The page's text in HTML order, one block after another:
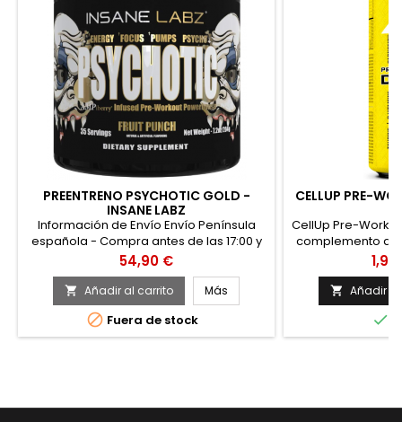
PREENTRENO PSYCHOTIC GOLD -
INSANE LABZ
Información de Envío Envío Península
española - Compra antes de las 17:00 y
RECÍBELO MAÑANA Envío en Logroño -
Compra antes de las 15:00 y RECÍBELO
HOY MISMO ENVÍO GRATIS a partir de 49€
Precio
54,90 €
 Añadir al carrito Más
 Fuera de stock
CELLUP PRE-
CellUp Pre-
complemento
citrulina,
otros
Pre-Workout
energética pre-
sabor,
B5, B6) las
 Añadir
